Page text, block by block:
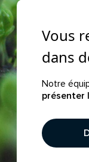
Vous
dans
Notre
présenter